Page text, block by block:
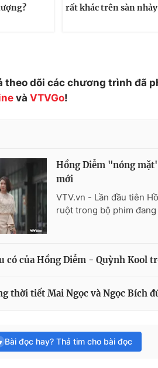
rất khác trên sàn nhảy
theo dõi các chương trình đã
và VTVGo!
Hồng Diễm "nóng
mới
VTV.vn - Lần đầu tiên
ruột trong bộ phim
có của Hồng Diễm - Quỳnh Kool
thời tiết Mai Ngọc và Ngọc Bích
Bài đọc hay? Thả tim cho bài đọc